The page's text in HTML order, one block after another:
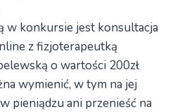
w konkursie jest konsultacja
z fizjoterapeutką
o wartości 200zł
wymienić, w tym na jej
pieniądzu ani przenieść na